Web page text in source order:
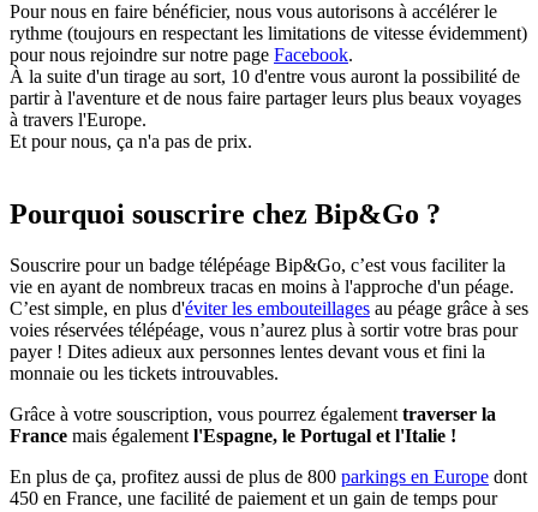
Pour nous en faire bénéficier, nous vous autorisons à accélérer le
rythme (toujours en respectant les limitations de vitesse évidemment)
pour nous rejoindre sur notre page Facebook.
À la suite d'un tirage au sort, 10 d'entre vous auront la possibilité de
partir à l'aventure et de nous faire partager leurs plus beaux voyages
à travers l'Europe.
Et pour nous, ça n'a pas de prix.
Pourquoi souscrire chez Bip&Go ?
Souscrire pour un badge télépéage Bip&Go, c’est vous faciliter la
vie en ayant de nombreux tracas en moins à l'approche d'un péage.
C’est simple, en plus d'éviter les embouteillages au péage grâce à ses
voies réservées télépéage, vous n’aurez plus à sortir votre bras pour
payer ! Dites adieux aux personnes lentes devant vous et fini la
monnaie ou les tickets introuvables.
Grâce à votre souscription, vous pourrez également traverser la
France mais également l'Espagne, le Portugal et l'Italie !
En plus de ça, profitez aussi de plus de 800 parkings en Europe dont
450 en France, une facilité de paiement et un gain de temps pour